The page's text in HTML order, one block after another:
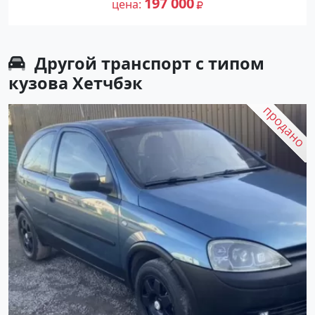
цена
Другой транспорт с типом
кузова Хетчбэк